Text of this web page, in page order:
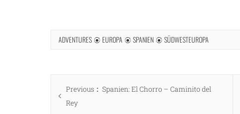
ADVENTURES EUROPA SPANIEN SÜDWESTEUROPA
Beitragsnavigation
Previous
Previous
Spanien: El Chorro – Caminito del
Rey